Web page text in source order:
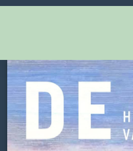
De Maas
Habibi